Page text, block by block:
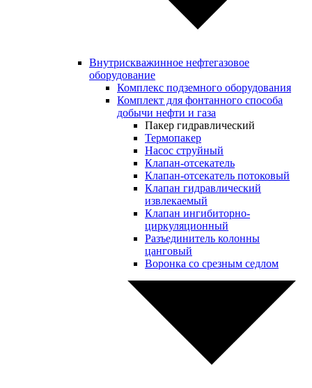
Внутрискважинное нефтегазовое
оборудование
Комплекс подземного оборудования
Комплект для фонтанного способа
добычи нефти и газа
Пакер гидравлический
Термопакер
Насос струйный
Клапан-отсекатель
Клапан-отсекатель потоковый
Клапан гидравлический
извлекаемый
Клапан ингибиторно-
циркуляционный
Разъединитель колонны
цанговый
Воронка со срезным седлом